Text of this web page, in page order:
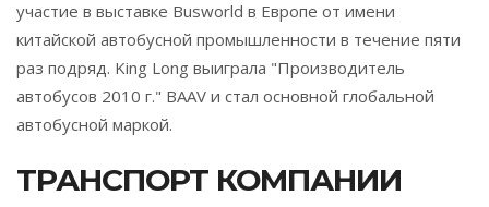
участие в выставке Busworld в Европе от имени
китайской автобусной промышленности в течение пяти
раз подряд. King Long выиграла "Производитель
автобусов 2010 г." BAAV и стал основной глобальной
автобусной маркой.
ТРАНСПОРТ КОМПАНИИ